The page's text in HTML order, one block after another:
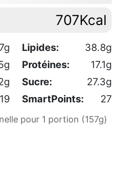
707Kcal
Lipides:
38.8g
Protéines:
17.1g
Sucre:
27.3g
19 SmartPoints: 27
pour 1 portion (157g)